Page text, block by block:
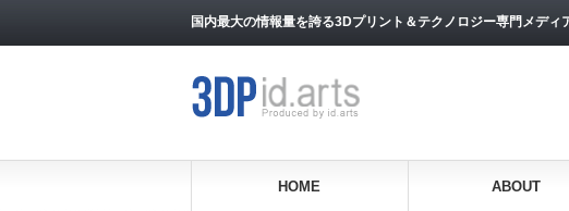
国内最大の情報量を誇る3Dプリント＆テクノロジー専門メディ
HOME ABOUT